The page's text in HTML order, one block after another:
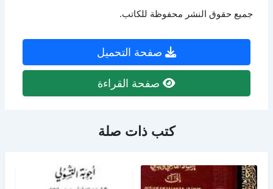
جميع حقوق النشر محفوظة للكاتب.
صفحة التحميل
صفحة القراءة
كتب ذات صلة